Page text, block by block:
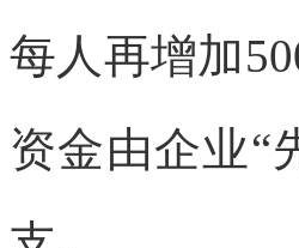
每人再增加
资金由企业“